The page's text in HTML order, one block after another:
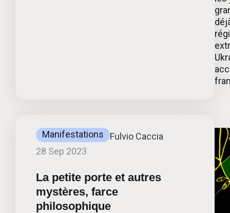
Manifestations
Fulvio Caccia
28 Sep 2023
La petite porte et autres
mystères, farce
philosophique